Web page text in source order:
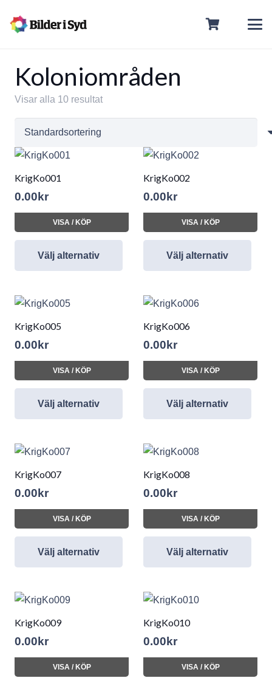
Koloniområden
Visar alla 10 resultat
KrigKo001
0.00 kr
VISA / KÖP
Välj alternativ
KrigKo002
0.00 kr
VISA / KÖP
Välj alternativ
KrigKo005
0.00 kr
VISA / KÖP
Välj alternativ
KrigKo006
0.00 kr
VISA / KÖP
Välj alternativ
KrigKo007
0.00 kr
VISA / KÖP
Välj alternativ
KrigKo008
0.00 kr
VISA / KÖP
Välj alternativ
KrigKo009
0.00 kr
VISA / KÖP
KrigKo010
0.00 kr
VISA / KÖP